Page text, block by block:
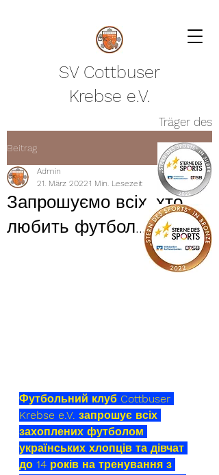
SV Cottbuser
Krebse e.V.
Träger des
Beitrag
Запрошуємо всіх, хто
любить футбол... :-)
Admin
21. März 20221 Min. Lesezeit
Футбольний клуб Cottbuser
Krebse e.V. запрошує всіх
захоплених футболом
українських хлопців та дівчат
до 14 років на тренування з